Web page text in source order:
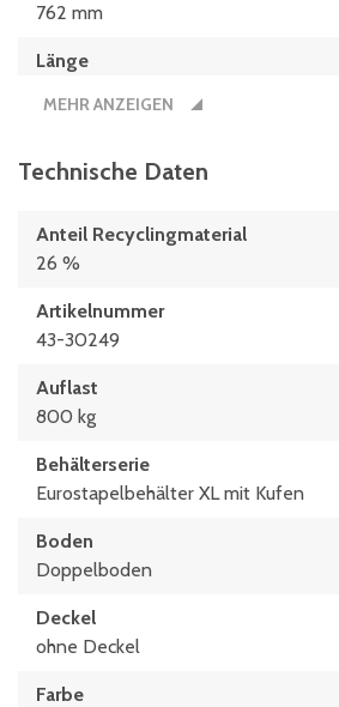
762 mm
Länge
MEHR ANZEIGEN
Technische Daten
Anteil Recyclingmaterial
26 %
Artikelnummer
43-30249
Auflast
800 kg
Behälterserie
Eurostapelbehälter XL mit Kufen
Boden
Doppelboden
Deckel
ohne Deckel
Farbe